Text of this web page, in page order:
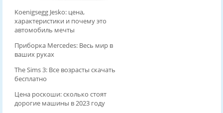
Koenigsegg Jesko: цена,
характеристики и почему это
автомобиль мечты
Приборка Mercedes: Весь мир в
ваших руках
The Sims 3: Все возрасты скачать
бесплатно
Цена роскоши: сколько стоят
дорогие машины в 2023 году